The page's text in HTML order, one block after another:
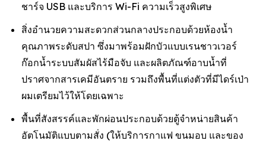
ชาร์จ USB และบริการ Wi-Fi ความเร็วสูงพิเศษ
สิ่งอำนวยความสะดวกส่วนกลางประกอบด้วยห้องน้ำ
คุณภาพระดับสปา ซึ่งมาพร้อมฝักบัวแบบเรนชาวเวอร์
ก๊อกน้ำระบบสัมผัสไร้มือจับ และผลิตภัณฑ์อาบน้ำที่
ปราศจากสารเคมีอันตราย รวมถึงพื้นที่แต่งตัวที่มีไดร์เป่า
ผมเตรียมไว้ให้โดยเฉพาะ
พื้นที่สังสรรค์และพักผ่อนประกอบด้วยตู้จำหน่ายสินค้า
อัตโนมัติแบบตามสั่ง (ให้บริการกาแฟ ขนมอบ และของ